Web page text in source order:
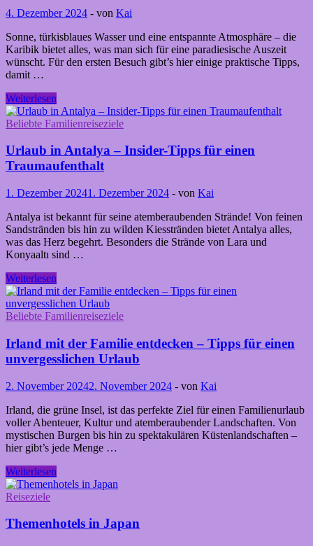
Wetter
keine
Chance
hat!
4. Dezember 2024 - von Kai
Sonne, türkisblaues Wasser und eine entspannte Atmosphäre – die
Karibik bietet alles, was man sich für eine paradiesische Auszeit
wünscht. Für den ersten Besuch gibt’s hier einige praktische Tipps,
damit …
Traumhafte
Karibik
für
Die
besten
Tipps
den
ersten
Besuch
Weiterlesen
Beliebte Familienreiseziele
Urlaub in Antalya – Insider-Tipps für einen
Traumaufenthalt
1. Dezember 20241. Dezember 2024 - von Kai
Antalya ist bekannt für seine atemberaubenden Strände! Von feinen
Sandstränden bis hin zu wilden Kiesstränden bietet Antalya alles,
was das Herz begehrt. Besonders die Strände von Lara und
Konyaaltı sind …
Urlaub
in
Antalya
–
Tipps
für
einen
Weiterlesen
Beliebte Familienreiseziele
Irland mit der Familie entdecken – Tipps für einen
unvergesslichen Urlaub
2. November 20242. November 2024 - von Kai
Irland, die grüne Insel, ist das perfekte Ziel für einen Familienurlaub
voller Abenteuer, Kultur und atemberaubender Landschaften. Von
mystischen Burgen bis hin zu spektakulären Küstenlandschaften –
hier gibt’s jede Menge …
Irland
mit
der
entdecken
Weiterlesen
Reiseziele
Themenhotels in Japan